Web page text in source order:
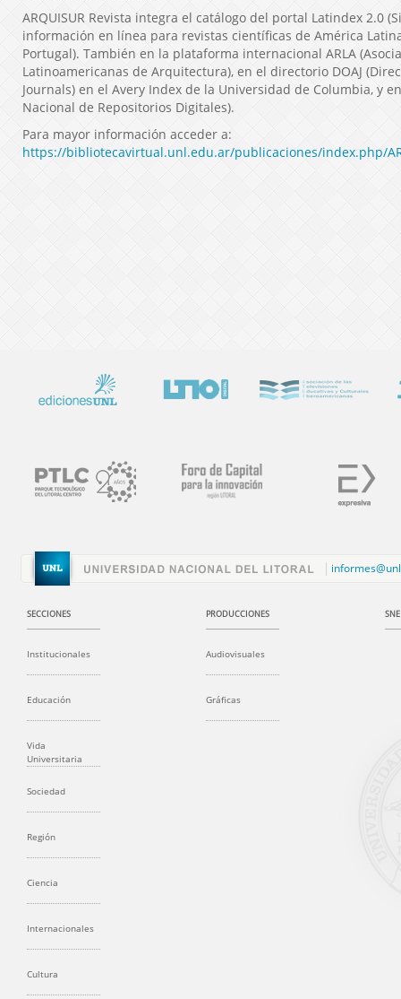
ARQUISUR Revista integra el catálogo del portal Latindex 2.0
información en línea para revistas científicas de América
Portugal). También en la plataforma internacional ARLA
Latinoamericanas de Arquitectura), en el directorio DOAJ
Journals) en el Avery Index de la Universidad de Columbia, y
Nacional de Repositorios Digitales).
Para mayor información acceder a:
https://bibliotecavirtual.unl.edu.ar/publicaciones/index.php/
SECCIONES
Institucionales
Educación
Vida
Universitaria
Sociedad
Región
Ciencia
Internacionales
Cultura
PRODUCCIONES
Audiovisuales
Gráficas
SNE